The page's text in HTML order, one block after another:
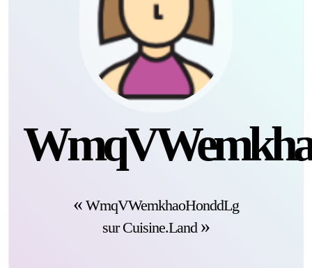
WmqVWemkhaoHonddLg
sur Cuisine.Land